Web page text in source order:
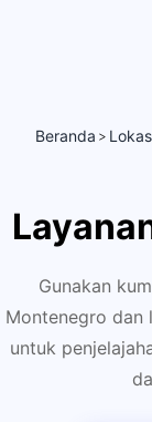
Beranda >
Gunakan
Montenegro dan
untuk